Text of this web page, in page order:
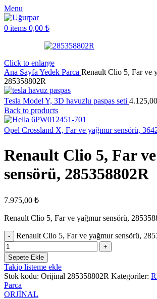
Menu
0 items 0,00 ₺
Click to enlarge
Ana Sayfa Yedek Parca Renault Clio 5, Far ve
285358802R
Tesla Model Y, 3D havuzlu paspas seti 4.125,00
Back to products
Opel Crossland X, Far ve yağmur sensörü,
Renault Clio 5, Far
sensörü, 285358802R
7.975,00 ₺
Renault Clio 5, Far ve yağmur sensörü,
Renault Clio 5, Far ve yağmur sensörü,
Sepete Ekle
Takip listeme ekle
Stok kodu: Orijinal 285358802R Kategoriler:
Parca
ORJİNAL